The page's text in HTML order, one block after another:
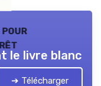
pour
le livre blanc
➔ Télécharger